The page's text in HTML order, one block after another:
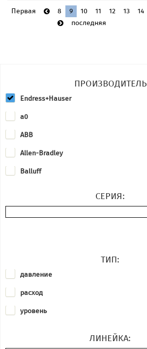
Первая 8 9 10 11 12 13 14
последняя
ПРОИЗВОДИТЕЛЬ
Endress+Hauser
a0
ABB
Allen-Bradley
Balluff
Emerson
KRACHT
Kral
Leuze
СЕРИЯ:
ТИП:
давление
расход
уровень
ЛИНЕЙКА: